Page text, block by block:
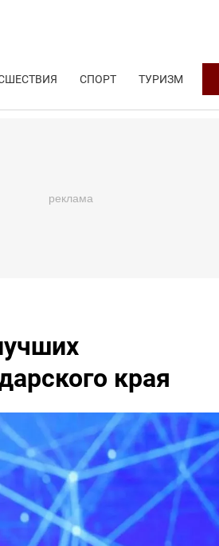
СПОРТ ТУРИЗМ
края